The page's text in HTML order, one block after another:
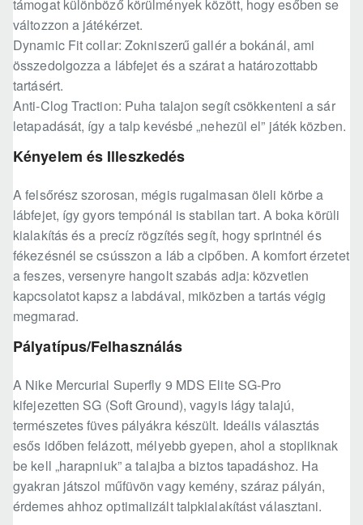
támogat különböző körülmények között, hogy esőben se
változzon a játékérzet.
Dynamic Fit collar: Zokniszerű gallér a bokánál, ami
összedolgozza a lábfejet és a szárat a határozottabb
tartásért.
Anti-Clog Traction: Puha talajon segít csökkenteni a sár
letapadását, így a talp kevésbé „nehezül el” játék közben.
Kényelem és Illeszkedés
A felsőrész szorosan, mégis rugalmasan öleli körbe a
lábfejet, így gyors tempónál is stabilan tart. A boka körüli
kialakítás és a precíz rögzítés segít, hogy sprintnél és
fékezésnél se csússzon a láb a cipőben. A komfort érzetet
a feszes, versenyre hangolt szabás adja: közvetlen
kapcsolatot kapsz a labdával, miközben a tartás végig
megmarad.
Pályatípus/Felhasználás
A Nike Mercurial Superfly 9 MDS Elite SG-Pro
kifejezetten SG (Soft Ground), vagyis lágy talajú,
természetes füves pályákra készült. Ideális választás
esős időben felázott, mélyebb gyepen, ahol a stopliknak
be kell „harapniuk” a talajba a biztos tapadáshoz. Ha
gyakran játszol műfüvön vagy kemény, száraz pályán,
érdemes ahhoz optimalizált talpkialakítást választani.